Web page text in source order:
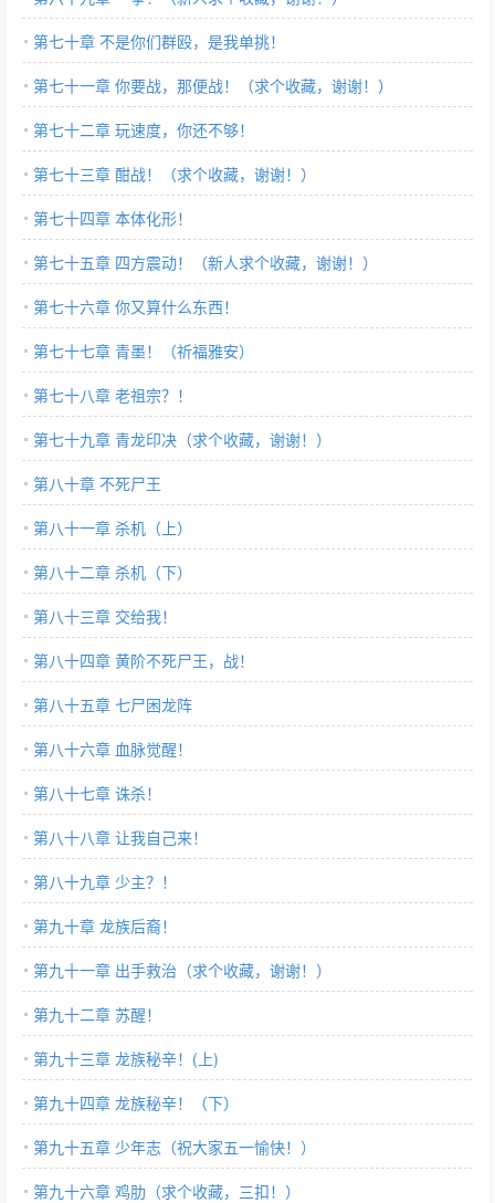
第七十章 不是你们群殴，是我单挑！
第七十一章 你要战，那便战！（求个收藏，谢谢！）
第七十二章 玩速度，你还不够！
第七十三章 酣战！（求个收藏，谢谢！）
第七十四章 本体化形！
第七十五章 四方震动！（新人求个收藏，谢谢！）
第七十六章 你又算什么东西！
第七十七章 青墨！（祈福雅安）
第七十八章 老祖宗？！
第七十九章 青龙印决（求个收藏，谢谢！）
第八十章 不死尸王
第八十一章 杀机（上）
第八十二章 杀机（下）
第八十三章 交给我！
第八十四章 黄阶不死尸王，战！
第八十五章 七尸困龙阵
第八十六章 血脉觉醒！
第八十七章 诛杀！
第八十八章 让我自己来！
第八十九章 少主？！
第九十章 龙族后裔！
第九十一章 出手救治（求个收藏，谢谢！）
第九十二章 苏醒！
第九十三章 龙族秘辛！(上)
第九十四章 龙族秘辛！（下）
第九十五章 少年志（祝大家五一愉快！）
第九十六章 鸡肋（求个收藏，三扣！）